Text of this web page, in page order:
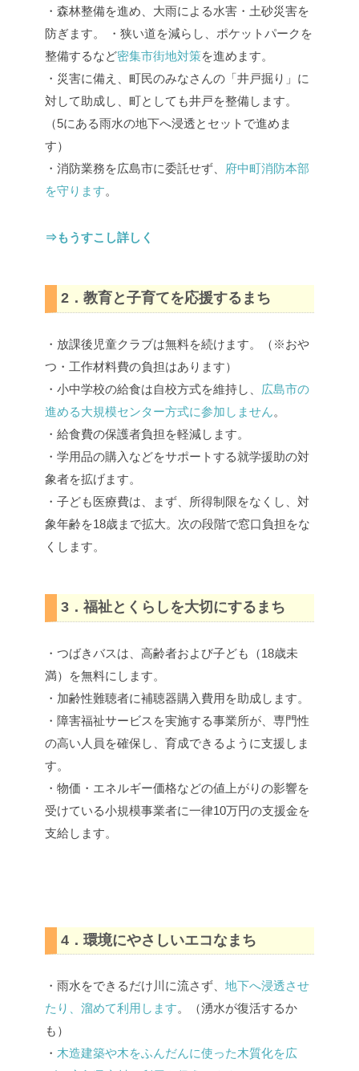
・森林整備を進め、大雨による水害・土砂災害を
防ぎます。 ・狭い道を減らし、ポケットパークを
整備するなど密集市街地対策を進めます。
・災害に備え、町民のみなさんの「井戸掘り」に
対して助成し、町としても井戸を整備します。
（5にある雨水の地下へ浸透とセットで進めま
す）
・消防業務を広島市に委託せず、
府中町消防本部
を守ります。
⇒もうすこし詳しく
2．教育と子育てを応援するまち
・放課後児童クラブは無料を続けます。（※おや
つ・工作材料費の負担はあります）
・小中学校の給食は自校方式を維持し、 広島市の
進める大規模センター方式に参加しません。
・給食費の保護者負担を軽減します。
・学用品の購入などをサポートする就学援助の対
象者を拡げます。
・子ども医療費は、まず、所得制限をなくし、対
象年齢を18歳まで拡大。次の段階で窓口負担をな
くします。
3．福祉とくらしを大切にするまち
・つばきバスは、高齢者および子ども（18歳未
満）を無料にします。
・加齢性難聴者に補聴器購入費用を助成します。
・障害福祉サービスを実施する事業所が、専門性
の高い人員を確保し、育成できるように支援しま
す。
・物価・エネルギー価格などの値上がりの影響を
受けている小規模事業者に一律10万円の支援金を
支給します。
4．環境にやさしいエコなまち
・雨水をできるだけ川に流さず、 地下へ浸透させ
たり、溜めて利用します。（湧水が復活するか
も）
・ 木造建築や木をふんだんに使った木質化を広